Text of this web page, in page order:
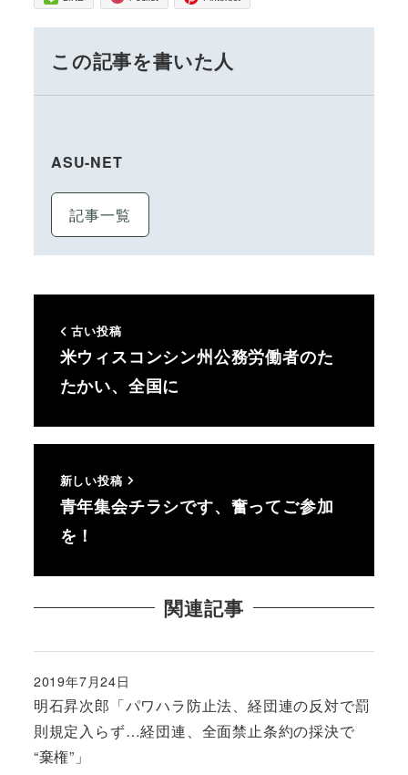
この記事を書いた人
ASU-NET
記事一覧
古い投稿
米ウィスコンシン州公務労働者のた
たかい、全国に
新しい投稿
青年集会チラシです、奮ってご参加
を！
関連記事
明石昇次郎「パワハラ防止法、経団連の反対で罰
則規定入らず…経団連、全面禁止条約の採決で
“棄権”」
投稿日
2019年7月24日